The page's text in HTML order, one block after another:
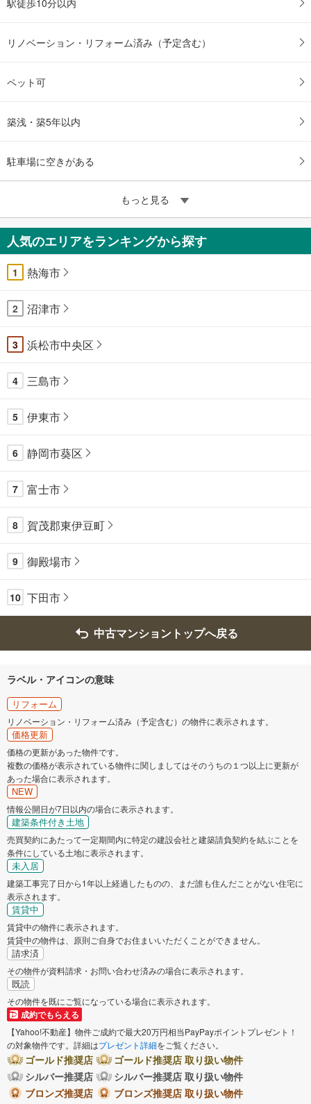
リノベーション・リフォーム済み（予定含む）
ペット可
築浅・築5年以内
駐車場に空きがある
もっと見る
人気のエリアをランキングから探す
1 熱海市
2 沼津市
3 浜松市中央区
4 三島市
5 伊東市
6 静岡市葵区
7 富士市
8 賀茂郡東伊豆町
9 御殿場市
10 下田市
中古マンショントップへ戻る
ラベル・アイコンの意味
リフォーム
リノベーション・リフォーム済み（予定含む）の物件に表示されます。
価格更新
価格の更新があった物件です。
複数の価格が表示されている物件に関しましてはそのうちの１つ以上に更新が
あった場合に表示されます。
NEW
情報公開日が7日以内の場合に表示されます。
建築条件付き土地
売買契約にあたって一定期間内に特定の建設会社と建築請負契約を結ぶことを
条件にしている土地に表示されます。
未入居
建築工事完了日から1年以上経過したものの、まだ誰も住んだことがない住宅に
表示されます。
賃貸中
賃貸中の物件に表示されます。
賃貸中の物件は、原則ご自身でお住まいいただくことができません。
請求済
その物件が資料請求・お問い合わせ済みの場合に表示されます。
既読
その物件を既にご覧になっている場合に表示されます。
成約でもらえる
【Yahoo!不動産】物件ご成約で最大20万円相当PayPayポイントプレゼント！
の対象物件です。詳細はプレゼント詳細をご覧ください。
ゴールド推奨店
ゴールド推奨店 取り扱い物件
シルバー推奨店
シルバー推奨店 取り扱い物件
ブロンズ推奨店
ブロンズ推奨店 取り扱い物件